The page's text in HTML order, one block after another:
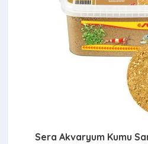
Sera Akvaryum Kumu